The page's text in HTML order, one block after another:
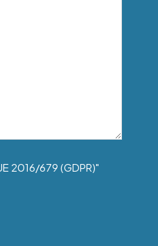
2016/679 (GDPR)"